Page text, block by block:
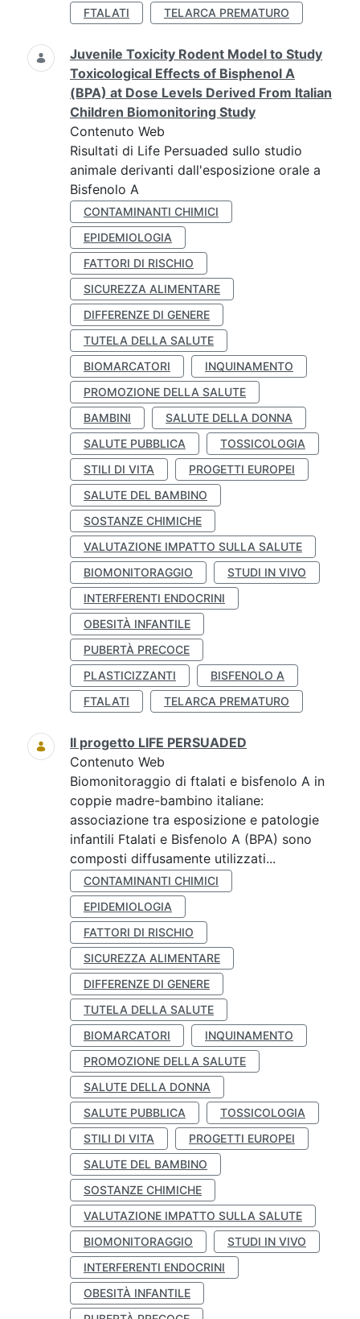
FTALATI
TELARCA PREMATURO
Juvenile Toxicity Rodent Model to Study
Toxicological Effects of Bisphenol A
(BPA) at Dose Levels Derived From Italian
Children Biomonitoring Study
Contenuto Web
Risultati di Life Persuaded sullo studio
animale derivanti dall'esposizione orale a
Bisfenolo A
CONTAMINANTI CHIMICI
EPIDEMIOLOGIA
FATTORI DI RISCHIO
SICUREZZA ALIMENTARE
DIFFERENZE DI GENERE
TUTELA DELLA SALUTE
BIOMARCATORI
INQUINAMENTO
PROMOZIONE DELLA SALUTE
BAMBINI
SALUTE DELLA DONNA
SALUTE PUBBLICA
TOSSICOLOGIA
STILI DI VITA
PROGETTI EUROPEI
SALUTE DEL BAMBINO
SOSTANZE CHIMICHE
VALUTAZIONE IMPATTO SULLA SALUTE
BIOMONITORAGGIO
STUDI IN VIVO
INTERFERENTI ENDOCRINI
OBESITÀ INFANTILE
PUBERTÀ PRECOCE
PLASTICIZZANTI
BISFENOLO A
FTALATI
TELARCA PREMATURO
Il progetto LIFE PERSUADED
Contenuto Web
Biomonitoraggio di ftalati e bisfenolo A in
coppie madre-bambino italiane:
associazione tra esposizione e patologie
infantili Ftalati e Bisfenolo A (BPA) sono
composti diffusamente utilizzati...
CONTAMINANTI CHIMICI
EPIDEMIOLOGIA
FATTORI DI RISCHIO
SICUREZZA ALIMENTARE
DIFFERENZE DI GENERE
TUTELA DELLA SALUTE
BIOMARCATORI
INQUINAMENTO
PROMOZIONE DELLA SALUTE
SALUTE DELLA DONNA
SALUTE PUBBLICA
TOSSICOLOGIA
STILI DI VITA
PROGETTI EUROPEI
SALUTE DEL BAMBINO
SOSTANZE CHIMICHE
VALUTAZIONE IMPATTO SULLA SALUTE
BIOMONITORAGGIO
STUDI IN VIVO
INTERFERENTI ENDOCRINI
OBESITÀ INFANTILE